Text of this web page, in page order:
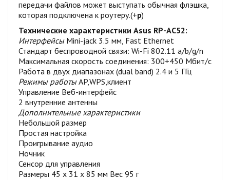
передачи файлов может выступать обычная флэшка,
которая подключена к роутеру.(+р)
Технические характеристики Asus RP-AC52:
ИнтерфейсыMini-jack 3.5 мм, Fast Ethernet
Стандарт беспроводной связи: Wi-Fi 802.11 a/b/g/n
Максимальная скорость соединения: 300+450 Мбит/с
Работа в двух диапазонах (dual band) 2.4 и 5 ГГц
Режимы работыAP,WPS,клиент
Управление Веб-интерфейс
2 внутренние антенны
Дополнительные характеристики
Небольшой размер
Простая настройка
Проигрывание аудио
Ночник
Сенсор для управления
Размеры 45 x 31 x 85 мм Вес 95 г